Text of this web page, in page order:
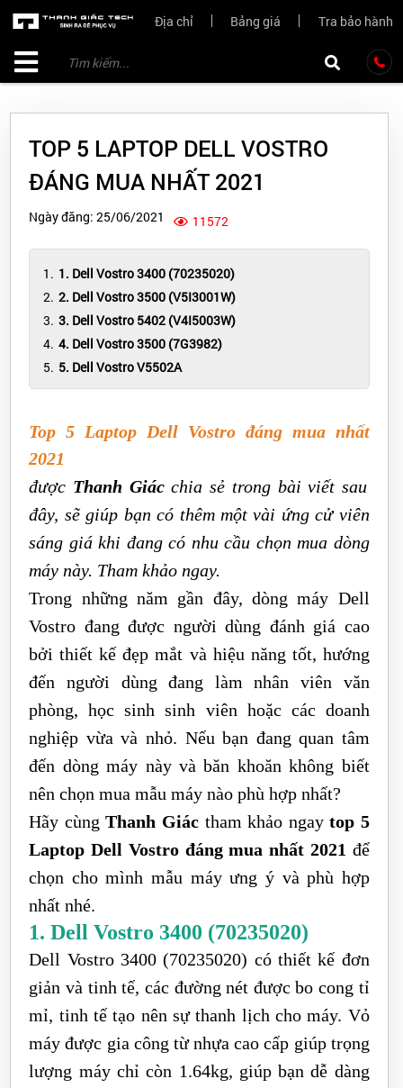
Địa chỉ Bảng giá Tra bảo hành
TOP 5 LAPTOP DELL VOSTRO
ĐÁNG MUA NHẤT 2021
Ngày đăng: 25/06/2021 11572
1. Dell Vostro 3400 (70235020)
2. Dell Vostro 3500 (V5I3001W)
3. Dell Vostro 5402 (V4I5003W)
4. Dell Vostro 3500 (7G3982)
5. Dell Vostro V5502A
Top 5 Laptop Dell Vostro đáng mua nhất
2021
được Thanh Giácchia sẻ trong bài viết sau
đây, sẽ giúp bạn có thêm một vài ứng cử viên
sáng giá khi đang có nhu cầu chọn mua dòng
máy này. Tham khảo ngay.
Trong những năm gần đây, dòng máy Dell
Vostro đang được người dùng đánh giá cao
bởi thiết kế đẹp mắt và hiệu năng tốt, hướng
đến người dùng đang làm nhân viên văn
phòng, học sinh sinh viên hoặc các doanh
nghiệp vừa và nhỏ. Nếu bạn đang quan tâm
đến dòng máy này và băn khoăn không biết
nên chọn mua mẫu máy nào phù hợp nhất?
Hãy cùngThanh Giáctham khảo ngaytop 5
Laptop Dell Vostro đáng mua nhất 2021 để
chọn cho mình mẫu máy ưng ý và phù hợp
nhất nhé.
1. Dell Vostro 3400 (70235020)
Dell Vostro 3400 (70235020) có thiết kế đơn
giản và tinh tế, các đường nét được bo cong tỉ
mỉ, tinh tế tạo nên sự thanh lịch cho máy. Vỏ
máy được gia công từ nhựa cao cấp giúp trọng
lượng máy chỉ còn 1.64kg, giúp bạn dễ dàng